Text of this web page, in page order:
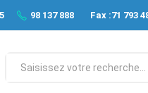
98 137 888 Fax :71 793